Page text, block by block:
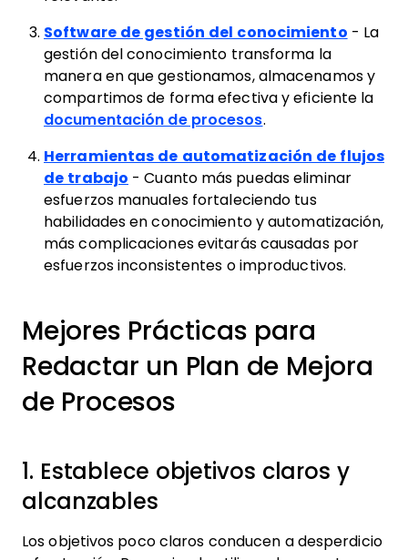
Software de gestión del conocimiento - La
gestión del conocimiento transforma la
manera en que gestionamos, almacenamos y
compartimos de forma efectiva y eficiente la
documentación de procesos.
Herramientas de automatización de flujos
de trabajo - Cuanto más puedas eliminar
esfuerzos manuales fortaleciendo tus
habilidades en conocimiento y automatización,
más complicaciones evitarás causadas por
esfuerzos inconsistentes o improductivos.
Mejores Prácticas para
Redactar un Plan de Mejora
de Procesos
1. Establece objetivos claros y
alcanzables
Los objetivos poco claros conducen a desperdicio